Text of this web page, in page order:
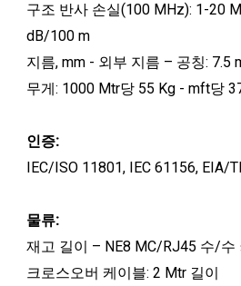
구조 반사 손실(100 MHz): 1-20
dB/100 m
지름, mm - 외부 지름 – 공칭: 7.5
무게: 1000 Mtr당 55 Kg - mft당
인증:
IEC/ISO 11801, IEC 61156, EIA/
물류:
재고 길이 – NE8 MC/RJ45 수/수
크로스오버 케이블: 2 Mtr 길이